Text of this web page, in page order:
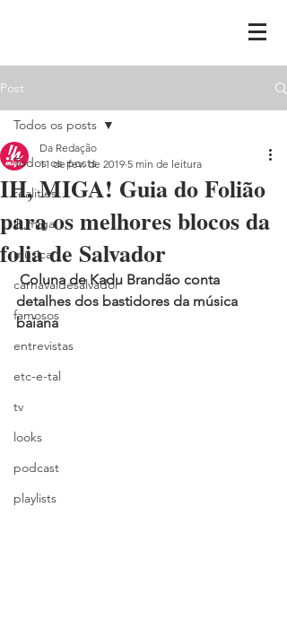
Post
Todos os posts
realities
ih,miga
música
carnavaldesalvador
famosos
entrevistas
etc-e-tal
tv
looks
podcast
playlists
Todos os posts
IH, MIGA! Guia do Folião
para os melhores blocos da
folia de Salvador
Da Redação
11 de fev. de 2019 5 min de leitura
Coluna de Kadu Brandão conta
detalhes dos bastidores da música
baiana